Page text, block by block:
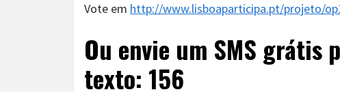
Vote em http://www.lisboaparticipa.pt/projeto/
Ou envie um SMS grátis
texto: 156